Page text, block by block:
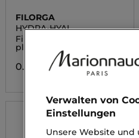
FILORGA
HYDRA-HYAL
Filorga Hydrating
plumping Serum
0.00 CHF
Verwalten von
Einstellungen
Unsere Website und